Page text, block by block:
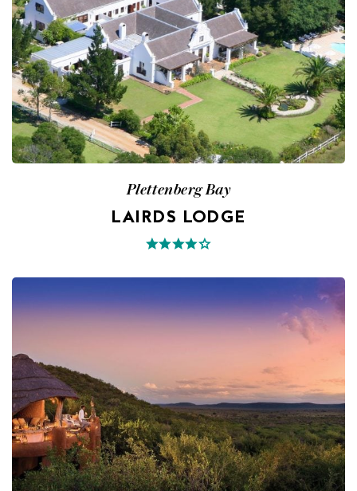
Plettenberg Bay
LAIRDS LODGE